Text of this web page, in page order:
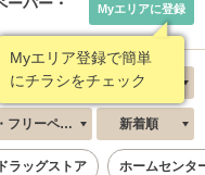
Myエリア登録で簡単
にチラシをチェック
Myエリアに登録
パー・その他 新着順
ドラッグストア ホームセンタ